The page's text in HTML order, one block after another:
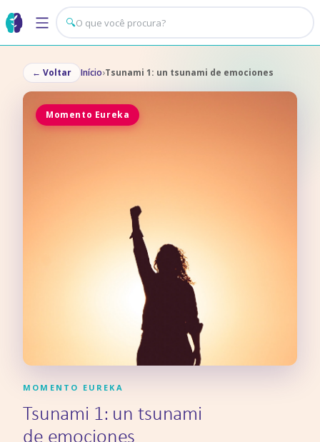
🔍
← Voltar Início›Tsunami 1: un tsunami de emociones
Momento Eureka
MOMENTO EUREKA
Tsunami 1: un tsunami
de emociones